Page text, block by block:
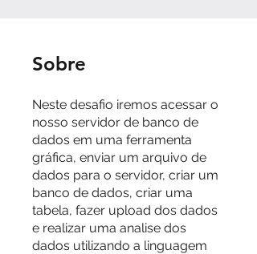
Sobre
Neste desafio iremos acessar o
nosso servidor de banco de
dados em uma ferramenta
gráfica, enviar um arquivo de
dados para o servidor, criar um
banco de dados, criar uma
tabela, fazer upload dos dados
e realizar uma analise dos
dados utilizando a linguagem